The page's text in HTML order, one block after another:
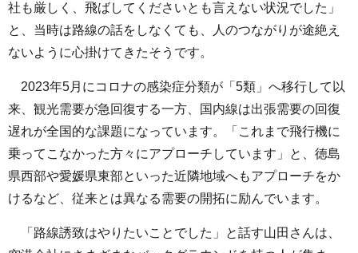
社も厳しく、飛ばしてくださいとも言えない状況でした」
と、当時は路線の話をしなくても、人のつながりが途絶え
ないように心掛けてきたそうです。
2023年5月にコロナの感染症分類が「5類」へ移行して以
来、観光需要が急回復する一方、国内線は出張需要の回復
遅れが全国的な課題になっています。「これまで飛行機に
乗ってこなかった方々にアプローチしています」と、徳島
県西部や愛媛県東部といった近隣地域へもアプローチをか
けるなど、従来とは異なる需要の開拓に励んでいます。
「路線誘致はやりたいことでした」と話す山田さんは、